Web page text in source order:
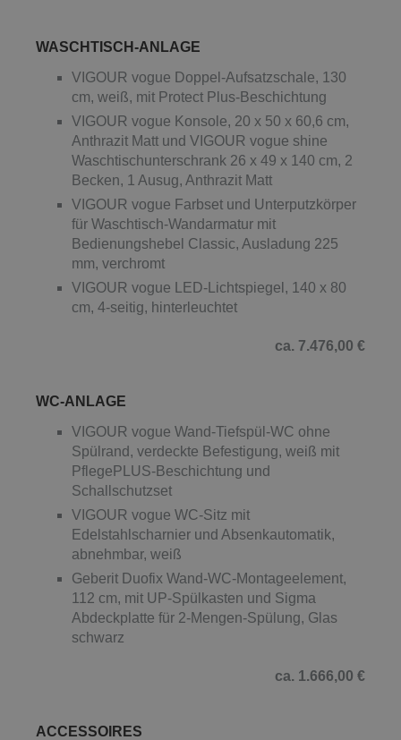
WASCHTISCH-ANLAGE
VIGOUR vogue Doppel-Aufsatzschale, 130
cm, weiß, mit Protect Plus-Beschichtung
VIGOUR vogue Konsole, 20 x 50 x 60,6 cm,
Anthrazit Matt und VIGOUR vogue shine
Waschtischunterschrank 26 x 49 x 140 cm, 2
Becken, 1 Ausug, Anthrazit Matt
VIGOUR vogue Farbset und Unterputzkörper
für Waschtisch-Wandarmatur mit
Bedienungshebel Classic, Ausladung 225
mm, verchromt
VIGOUR vogue LED-Lichtspiegel, 140 x 80
cm, 4-seitig, hinterleuchtet
ca. 7.476,00 €
WC-ANLAGE
VIGOUR vogue Wand-Tiefspül-WC ohne
Spülrand, verdeckte Befestigung, weiß mit
PflegePLUS-Beschichtung und
Schallschutzset
VIGOUR vogue WC-Sitz mit
Edelstahlscharnier und Absenkautomatik,
abnehmbar, weiß
Geberit Duofix Wand-WC-Montageelement,
112 cm, mit UP-Spülkasten und Sigma
Abdeckplatte für 2-Mengen-Spülung, Glas
schwarz
ca. 1.666,00 €
ACCESSOIRES